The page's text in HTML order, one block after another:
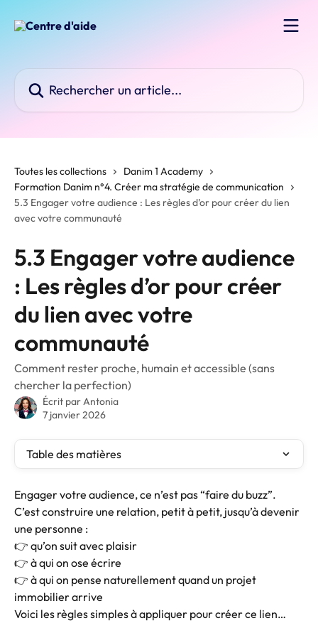
Toutes les collections
Danim 1 Academy
Formation Danim n°4. Créer ma stratégie de communication
5.3 Engager votre audience : Les règles d’or pour créer du lien
avec votre communauté
5.3 Engager votre audience
: Les règles d’or pour créer
du lien avec votre
communauté
Comment rester proche, humain et accessible (sans
chercher la perfection)
Écrit parAntonia
7 janvier 2026
Table des matières
Engager votre audience, ce n’est pas “faire du buzz”.
C’est construire une relation, petit à petit, jusqu’à devenir
une personne :
👉 qu’on suit avec plaisir
👉 à qui on ose écrire
👉 à qui on pense naturellement quand un projet
immobilier arrive
Voici les règles simples à appliquer pour créer ce lien…